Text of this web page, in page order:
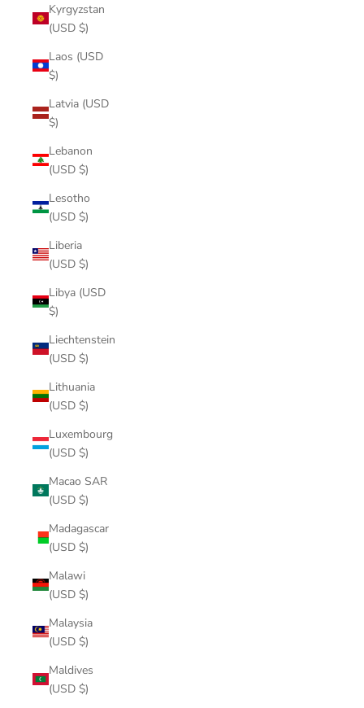
Kyrgyzstan
(USD $)
Laos (USD
$)
Latvia (USD
$)
Lebanon
(USD $)
Lesotho
(USD $)
Liberia
(USD $)
Libya (USD
$)
Liechtenstein
(USD $)
Lithuania
(USD $)
Luxembourg
(USD $)
Macao SAR
(USD $)
Madagascar
(USD $)
Malawi
(USD $)
Malaysia
(USD $)
Maldives
(USD $)